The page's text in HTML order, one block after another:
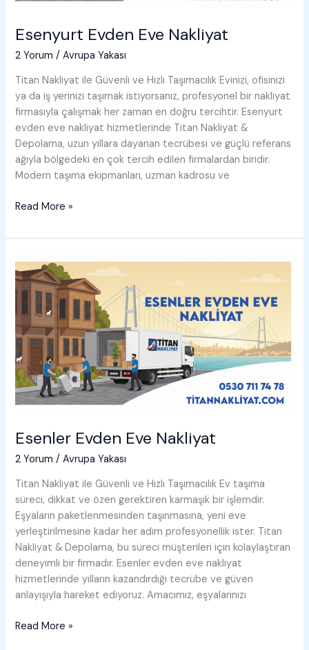
Esenyurt Evden Eve Nakliyat
2 Yorum /Avrupa Yakası
Titan Nakliyat ile Güvenli ve Hızlı Taşımacılık Evinizi, ofisinizi
ya da iş yerinizi taşımak istiyorsanız, profesyonel bir nakliyat
firmasıyla çalışmak her zaman en doğru tercihtir. Esenyurt
evden eve nakliyat hizmetlerinde Titan Nakliyat &
Depolama, uzun yıllara dayanan tecrübesi ve güçlü referans
ağıyla bölgedeki en çok tercih edilen firmalardan biridir.
Modern taşıma ekipmanları, uzman kadrosu ve
Esenyurt
Eve
Read More »
Esenler Evden Eve Nakliyat
2 Yorum /Avrupa Yakası
Titan Nakliyat ile Güvenli ve Hızlı Taşımacılık Ev taşıma
süreci, dikkat ve özen gerektiren karmaşık bir işlemdir.
Eşyaların paketlenmesinden taşınmasına, yeni eve
yerleştirilmesine kadar her adım profesyonellik ister. Titan
Nakliyat & Depolama, bu süreci müşterileri için kolaylaştıran
deneyimli bir firmadır. Esenler evden eve nakliyat
hizmetlerinde yılların kazandırdığı tecrübe ve güven
anlayışıyla hareket ediyoruz. Amacımız, eşyalarınızı
Esenler
Read More »